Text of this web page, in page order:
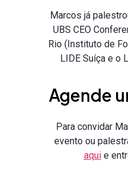
Marcos já
UBS CEO
Rio (Instituto de
LIDE Suíça e o
Agende
Para convidar
evento ou
aquie